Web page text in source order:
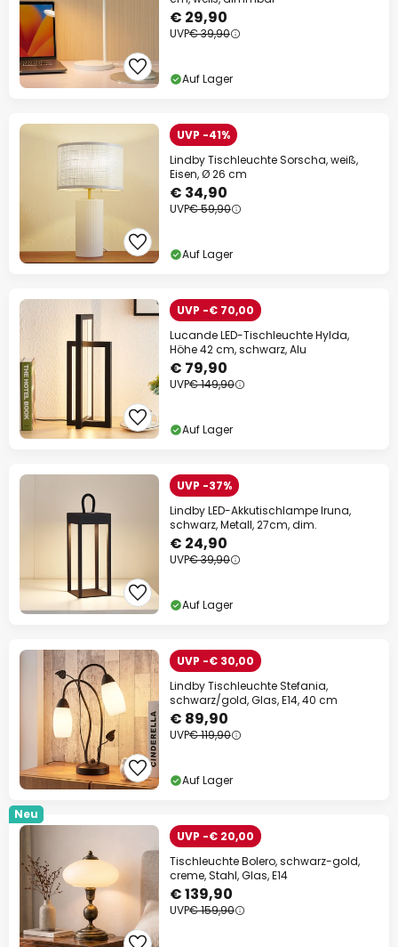
€ 29,90
UVP€ 39,90
Auf Lager
UVP -41%
Lindby Tischleuchte Sorscha, weiß,
Eisen, Ø 26 cm
€ 34,90
UVP€ 59,90
Auf Lager
UVP -€ 70,00
Lucande LED-Tischleuchte Hylda,
Höhe 42 cm, schwarz, Alu
€ 79,90
UVP€ 149,90
Auf Lager
UVP -37%
Lindby LED-Akkutischlampe Iruna,
schwarz, Metall, 27cm, dim.
€ 24,90
UVP€ 39,90
Auf Lager
UVP -€ 30,00
Lindby Tischleuchte Stefania,
schwarz/gold, Glas, E14, 40 cm
€ 89,90
UVP€ 119,90
Auf Lager
Neu
UVP -€ 20,00
Tischleuchte Bolero, schwarz-gold,
creme, Stahl, Glas, E14
€ 139,90
UVP€ 159,90